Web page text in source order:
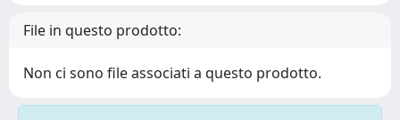
File in questo prodotto:
Non ci sono file associati a questo prodotto.